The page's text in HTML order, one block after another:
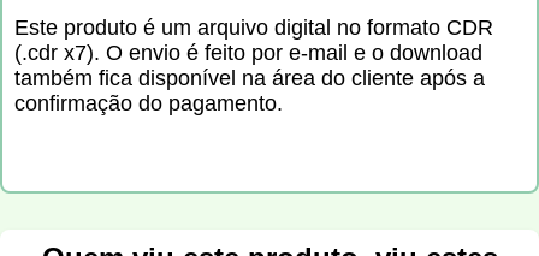
Este produto é um arquivo digital no formato CDR
(.cdr x7). O envio é feito por e-mail e o download
também fica disponível na área do cliente após a
confirmação do pagamento.